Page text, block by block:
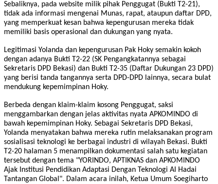
Sebaliknya, pada website milik pihak Penggugat (Bukti T2-21),
tidak ada informasi mengenai Munas, rapat, ataupun daftar DPD,
yang memperkuat kesan bahwa kepengurusan mereka tidak
memiliki basis operasional dan dukungan yang nyata.
Legitimasi Yolanda dan kepengurusan Pak Hoky semakin kokoh
dengan adanya Bukti T2-22 (SK Pengangkatannya sebagai
Sekretaris DPD Bekasi) dan Bukti T2-35 (Daftar Dukungan 23 DPD)
yang berisi tanda tangannya serta DPD-DPD lainnya, secara bulat
mendukung kepemimpinan Hoky.
Berbeda dengan klaim-klaim kosong Penggugat, saksi
menggambarkan dengan jelas aktivitas nyata APKOMINDO di
bawah kepemimpinan Hoky. Sebagai Sekretaris DPD Bekasi,
Yolanda menyatakan bahwa mereka rutin melaksanakan program
sosialisasi teknologi ke berbagai industri di wilayah Bekasi. Bukti
T2-20 halaman 5 menampilkan dokumentasi salah satu kegiatan
tersebut dengan tema "YORINDO, APTIKNAS dan APKOMINDO
Ajak Institusi Pendidikan Adaptasi Dengan Teknologi AI Hadai
Tantangan Global". Dalam acara inilah, Ketua Umum Soegiharto